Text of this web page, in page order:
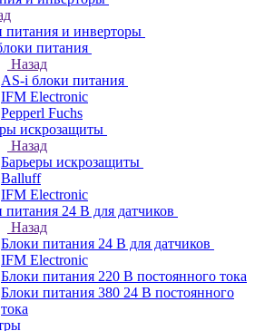
питания и инверторы
питания
Назад
AS-i блоки питания
IFM Electronic
Pepperl Fuchs
искрозащиты
Назад
Барьеры искрозащиты
Balluff
IFM Electronic
питания 24 В для датчиков
Назад
Блоки питания 24 В для датчиков
IFM Electronic
Блоки питания 220 В постоянного тока
Блоки питания 380 24 В постоянного
тока